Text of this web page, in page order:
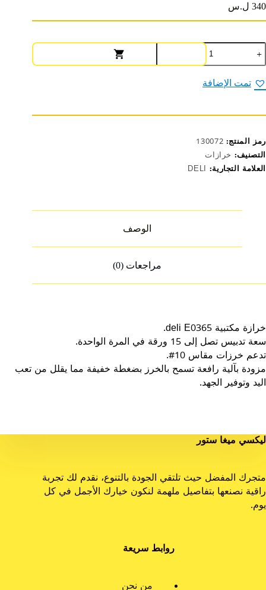
340 ل.س
كمية
ديلي
خرازة
مكتبية
E0365
تمت الإضافة
رمز المنتج: 130072
التصنيف: خرازات
العلامة التجارية: DELI
الوصف
مراجعات (0)
خرازة مكتبية deli E0365.
سعة تدبيس تصل إلى 15 ورقة في المرة الواحدة.
تدعم خرزات مقاس 10#.
مزودة بآلية رافعة تسمح بالخرز بضغطة خفيفة مما يقلل من تعب
اليد وتوفير الجهد.
ليكسي ميغا ستور
متجرك المفضل حيث تلتقي الجودة بالتنوع، نقدم لك تجربة
راقية نصنعها بتفاصيل ملهمة لنكون خيارك الأجمل في كل
يوم.
روابط سريعة
من نحن